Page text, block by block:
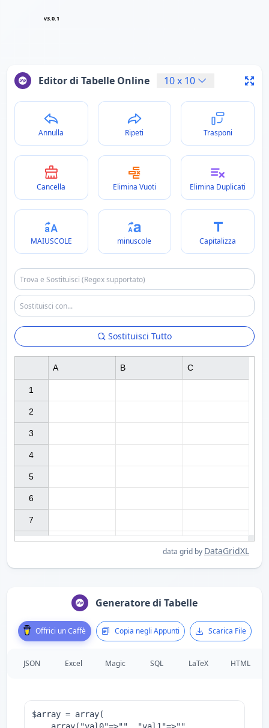
v3.0.1
Editor di Tabelle Online 10x 10
Annulla Ripeti Trasponi
Cancella Elimina Vuoti Elimina Duplicati
MAIUSCOLE minuscole Capitalizza
Sostituisci Tutto
1
2
3
4
5
6
7
A B C
data grid by DataGridXL
Generatore di Tabelle
Offrici un Caffè Copia negli Appunti Scarica File
JSON Excel Magic SQL LaTeX HTML